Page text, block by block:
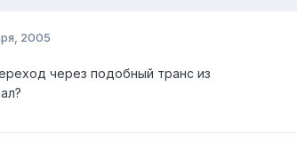
2005
через подобный транс из